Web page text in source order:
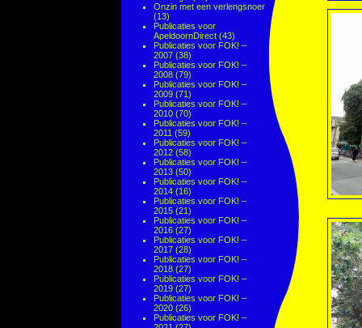
Onzin met een verlengsnoer
(13)
Publicaties voor
ApeldoornDirect (43)
Publicaties voor FOK! –
2007 (38)
Publicaties voor FOK! –
2008 (79)
Publicaties voor FOK! –
2009 (71)
Publicaties voor FOK! –
2010 (70)
Publicaties voor FOK! –
2011 (59)
Publicaties voor FOK! –
2012 (58)
Publicaties voor FOK! –
2013 (50)
Publicaties voor FOK! –
2014 (16)
Publicaties voor FOK! –
2015 (21)
Publicaties voor FOK! –
2016 (27)
Publicaties voor FOK! –
2017 (28)
Publicaties voor FOK! –
2018 (27)
Publicaties voor FOK! –
2019 (27)
Publicaties voor FOK! –
2020 (26)
Publicaties voor FOK! –